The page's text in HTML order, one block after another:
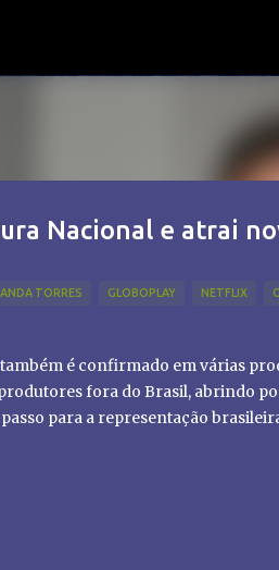
Nacional e atrai
TORRES GLOBOPLAY NETFLIX
é confirmado em várias
fora do Brasil, abrindo
para a representação